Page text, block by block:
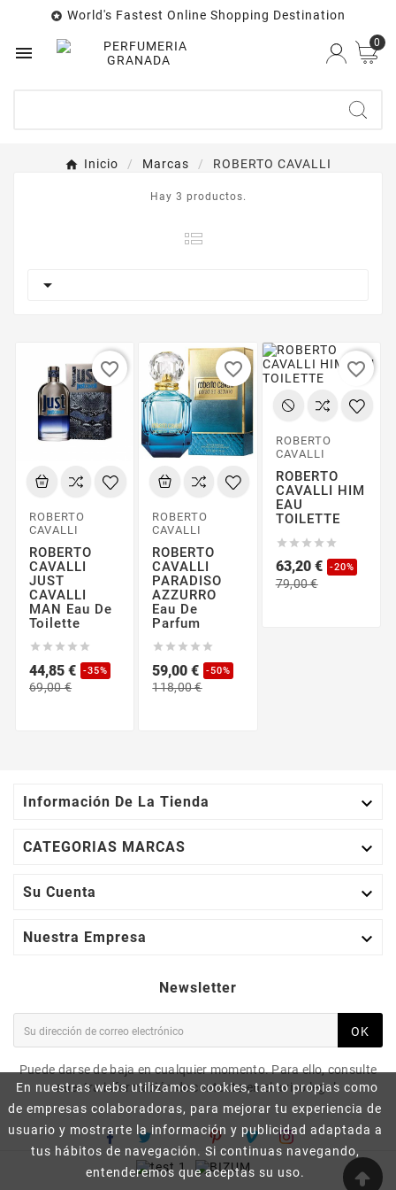
En nuestras webs utilizamos cookies, tanto propias como
de empresas colaboradoras, para mejorar tu experiencia de
usuario y mostrarte la información y publicidad adaptada a
tus hábitos de navegación. Si continuas navegando,
entenderemos que aceptas su uso.
 World's Fastest Online Shopping Destination

0
Inicio Marcas ROBERTO CAVALLI
Hay 3 productos.

-35%
ROBERTO
CAVALLI
ROBERTO
CAVALLI
JUST
CAVALLI
MAN Eau De
Toilette
    
44,85 € -35%
69,00 €Precio
Precio
favorite_border -50%
ROBERTO
CAVALLI
ROBERTO
CAVALLI
PARADISO
AZZURRO
Eau De
Parfum
    
59,00 € -50%
118,00 €Precio
Precio
favorite_border -20%
ROBERTO
CAVALLI
ROBERTO
CAVALLI HIM
EAU
TOILETTE
    
63,20 € -20%
79,00 €Precio
Precio
favorite_border
Información De La Tienda 
CATEGORIAS MARCAS 
Su Cuenta 
Nuestra Empresa 
Newsletter
OK
Puede darse de baja en cualquier momento. Para ello, consulte
nuestra información de contacto en el aviso legal.